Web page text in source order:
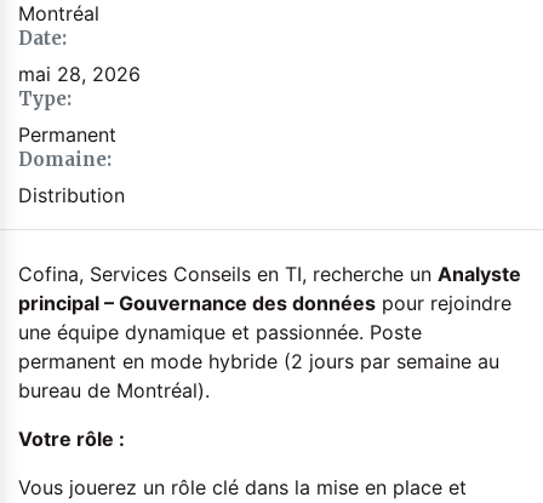
Montréal
Date:
mai 28, 2026
Type:
Permanent
Domaine:
Distribution
Cofina, Services Conseils en TI, recherche un Analyste
principal – Gouvernance des données pour rejoindre
une équipe dynamique et passionnée. Poste
permanent en mode hybride (2 jours par semaine au
bureau de Montréal).
Votre rôle :
Vous jouerez un rôle clé dans la mise en place et